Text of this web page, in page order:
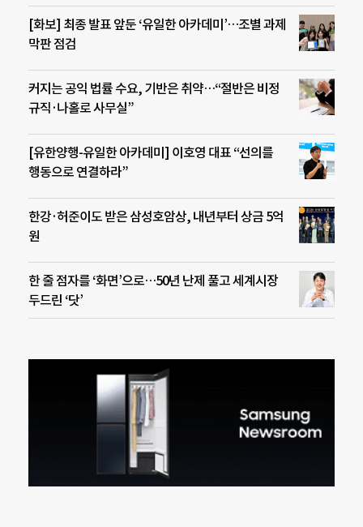
[화보] 최종 발표 앞둔 ‘유일한 아카데미’…조별 과제
막판 점검
커지는 공익 법률 수요, 기반은 취약…“절반은 비정
규직·나홀로 사무실”
[유한양행-유일한 아카데미] 이호영 대표 “선의를
행동으로 연결하라”
한강·허준이도 받은 삼성호암상, 내년부터 상금 5억
원
한 줄 점자를 ‘화면’으로…50년 난제 풀고 세계시장
두드린 ‘닷’